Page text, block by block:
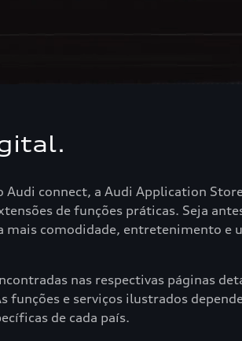
connect, a Audi Application
de funções práticas. Seja
mais comodidade, entretenimento e
nas respectivas páginas
e serviços ilustrados
de cada país.